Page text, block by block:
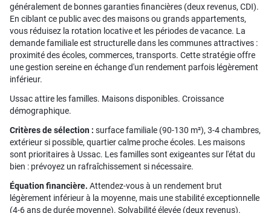
généralement de bonnes garanties financières (deux revenus, CDI).
En ciblant ce public avec des maisons ou grands appartements,
vous réduisez la rotation locative et les périodes de vacance. La
demande familiale est structurelle dans les communes attractives :
proximité des écoles, commerces, transports. Cette stratégie offre
une gestion sereine en échange d'un rendement parfois légèrement
inférieur.
Ussac attire les familles. Maisons disponibles. Croissance
démographique.
Critères de sélection : surface familiale (90-130 m²), 3-4 chambres,
extérieur si possible, quartier calme proche écoles. Les maisons
sont prioritaires à Ussac. Les familles sont exigeantes sur l'état du
bien : prévoyez un rafraîchissement si nécessaire.
Équation financière. Attendez-vous à un rendement brut
légèrement inférieur à la moyenne, mais une stabilité exceptionnelle
(4-6 ans de durée moyenne). Solvabilité élevée (deux revenus).